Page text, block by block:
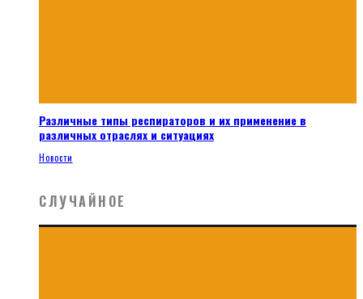
Различные типы респираторов и их применение в
различных отраслях и ситуациях
Новости
СЛУЧАЙНОЕ